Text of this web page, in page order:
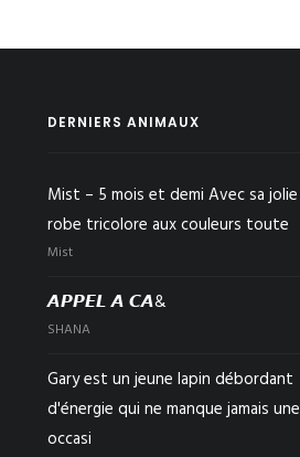
DERNIERS ANIMAUX
Mist – 5 mois et demi Avec sa jolie
robe tricolore aux couleurs toute
Mist
𝘼𝙋𝙋𝙀𝙇 𝘼 𝘾𝘼&
SHANA
Gary est un jeune lapin débordant
d'énergie qui ne manque jamais une
occasi